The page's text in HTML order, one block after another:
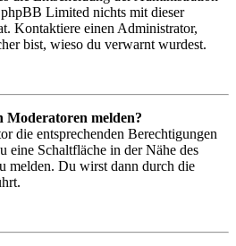
Limited nichts mit dieser
Kontaktiere einen Administrator,
bist, wieso du verwarnt wurdest.
Moderatoren melden?
die entsprechenden Berechtigungen
eine Schaltfläche in der Nähe des
melden. Du wirst dann durch die